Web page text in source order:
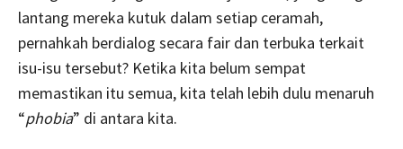
lantang mereka kutuk dalam setiap ceramah,
pernahkah berdialog secara fair dan terbuka terkait
isu-isu tersebut? Ketika kita belum sempat
memastikan itu semua, kita telah lebih dulu menaruh
“phobia” di antara kita.